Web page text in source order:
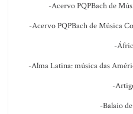
-Acervo PQPBach de
-Acervo PQPBach de Música
-
-Alma Latina: música das
-
-Balaio